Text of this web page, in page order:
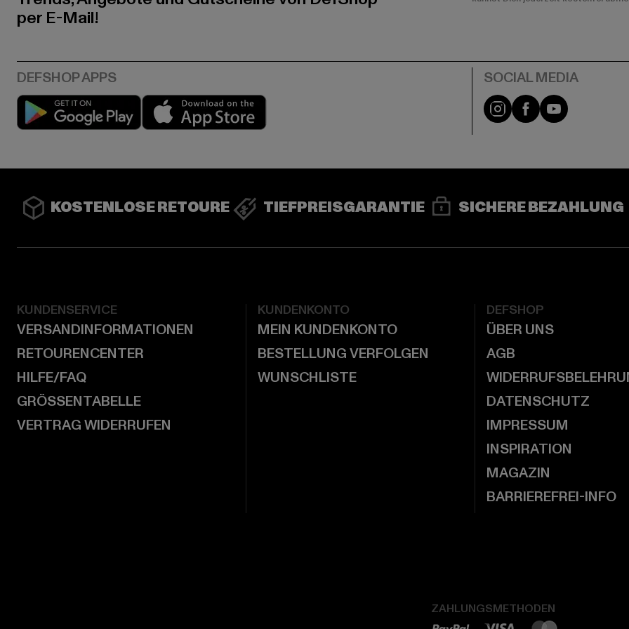
per E-Mail!
Play market Instagram
FacebookYouTube
KOSTENLOSE RETOURE TIEFPREISGARANTIE SICHERE BEZAHLUNG
KUNDENSERVICE
VERSANDINFORMATIONEN
RETOURENCENTER
HILFE/FAQ
GRÖSSENTABELLE
VERTRAG WIDERRUFEN
KUNDENKONTO
MEIN KUNDENKONTO
BESTELLUNG VERFOLGEN
WUNSCHLISTE
DEFSHOP
ÜBER UNS
AGB
DATENSCHUTZ
IMPRESSUM
INSPIRATION
MAGAZIN
BARRIEREFREI-INFO
ZAHLUNGSMETHODEN